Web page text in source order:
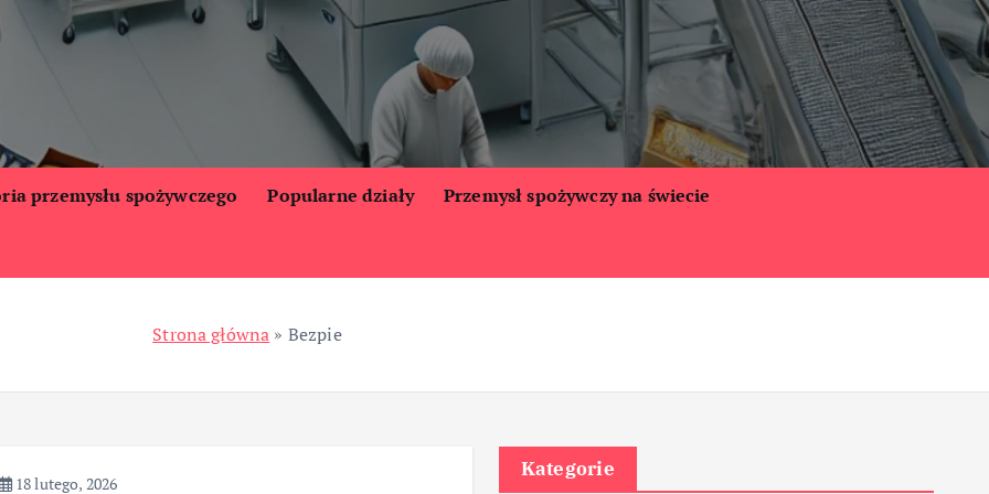
przemysłu spożywczego Popularne działy Przemysł spożywczy na świecie
Strona główna » Bezpie
18 lutego, 2026
Kategorie